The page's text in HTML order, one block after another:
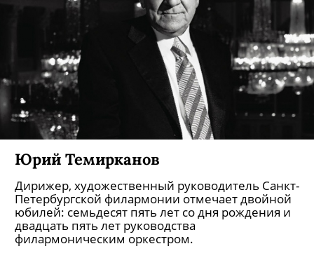
Юрий Темирканов
Дирижер, художественный руководитель Санкт-
Петербургской филармонии отмечает двойной
юбилей: семьдесят пять лет со дня рождения и
двадцать пять лет руководства
филармоническим оркестром.